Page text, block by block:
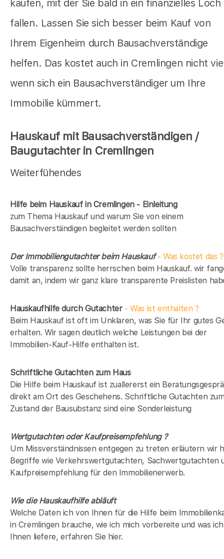
kaufen, mit der Sie bald in ein finanzielles Loch
fallen. Lassen Sie sich besser beim Kauf von
Ihrem Eigenheim durch Bausachverständige
helfen. Das kostet auch in Cremlingen nicht
wenn sich ein Bausachverständiger um Ihre
Immobilie kümmert.
Hauskauf mit Bausachverständigen /
Baugutachter in Cremlingen
Weiterfühendes
Hilfe beim Hauskauf in Cremlingen - Einleitung
zum Thema Hauskauf und warum Sie von einem
Bausachverständigen begleitet werden sollten
Der Immobiliengutachter beim Hauskauf- Was kostet das ?
Volle transparenz sollte herrschen beim Hauskauf. wir
damit an, indem wir ganz klare transparente Preislisten
Hauskaufhilfe durch Gutachter- Was ist enthalten ?
Beim Hauskauf ist oft im Unklaren, was Sie für Ihr gutes
erhalten. Wir sagen deutlich welche Leistungen bei der
Immobilien-Kauf-Hilfe enthalten ist.
Schriftliche Gutachten zum Haus
Die Hilfe beim Hauskauf ist zuallererst ein
direkt am Ort des Geschehens. Schriftliche Gutachten
Zustand der Bausubstanz sind eine Sonderleistung
Wertgutachten oder Kaufpreisempfehlung ?
Um Missverständnissen entgegen zu treten erläutern wir
Begriffe wie Verkehrswertgutachten, Sachwertgutachten
Kaufpreisempfehlung für den Immobilienerwerb.
Wie die Hauskaufhilfe abläuft
Welche Daten ich von Ihnen für die Hilfe beim
in Cremlingen brauche, wie ich mich vorbereite und was ich
Ihnen liefere, erfahren Sie hier.